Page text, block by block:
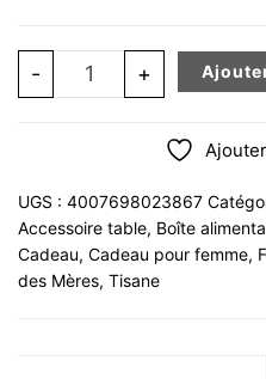
- quantité de Boite à thé
+
UGS : 4007698023867
Accessoire table, Boîte
Cadeau, Cadeau pour femme,
des Mères, Tisane